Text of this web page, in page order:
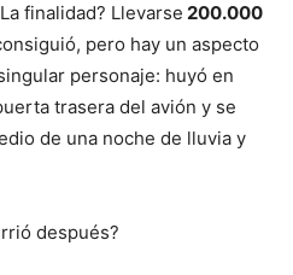
finalidad? Llevarse 200.000
pero hay un aspecto
personaje: huyó en
trasera del avión y se
de una noche de lluvia y
después?